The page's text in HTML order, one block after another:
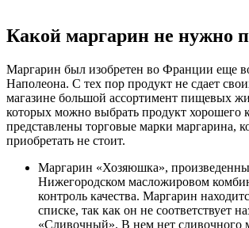
Какой маргарин не нужно
Маргарин был изобретен во Франции еще
Наполеона. С тех пор продукт не сдает
магазине большой ассортимент пищевых
которых можно выбрать продукт хорошего
представлены торговые марки маргарина,
приобретать не стоит.
Маргарин «Хозяюшка»,
Нижегородском масложировом
контроль качества. Маргарин
списке, так как он не соответствует
«Сливочный». В нем нет сливочного